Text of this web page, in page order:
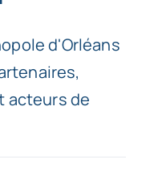
d'Orléans
acteurs de